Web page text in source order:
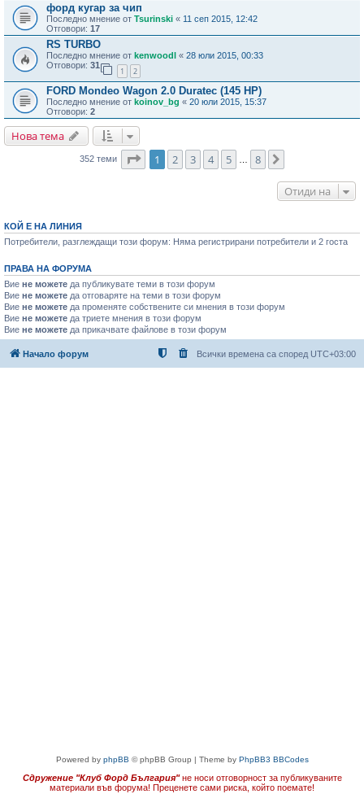
форд кугар за чип
Последно мнение от Tsurinski « 11 сеп 2015, 12:42
Отговори: 17
RS TURBO
Последно мнение от kenwoodl « 28 юли 2015, 00:33
Отговори: 31
1 2
FORD Mondeo Wagon 2.0 Duratec (145 HP)
Последно мнение от koinov_bg « 20 юли 2015, 15:37
Отговори: 2
Нова тема
352 теми Страница1 от
1 2 3 4 5 8
Отиди на
КОЙ Е НА ЛИНИЯ
Потребители, разглеждащи този форум: Няма регистрирани потребители и 2 госта
ПРАВА НА ФОРУМА
Вие не можете да публикувате теми в този форум
Вие не можете да отговаряте на теми в този форум
Вие не можете да променяте собствените си мнения в този форум
Вие не можете да триете мнения в този форум
Вие не можете да прикачвате файлове в този форум
Начало форум Всички времена са според UTC+03:00
Powered by phpBB © phpBB Group | Theme by PhpBB3 BBCodes
Сдружение "Клуб Форд България" не носи отговорност за публикуваните
материали във форума! Преценете сами риска, който поемате!